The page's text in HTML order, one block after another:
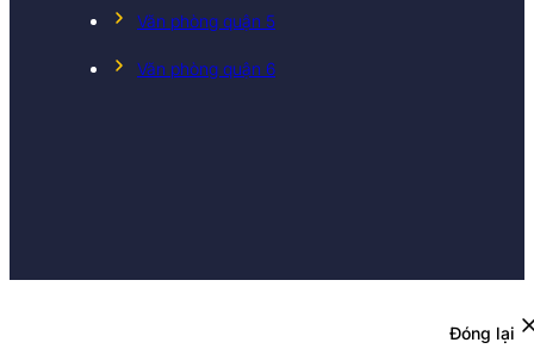
Văn phòng quận 5
Văn phòng quận 6
Đóng lại